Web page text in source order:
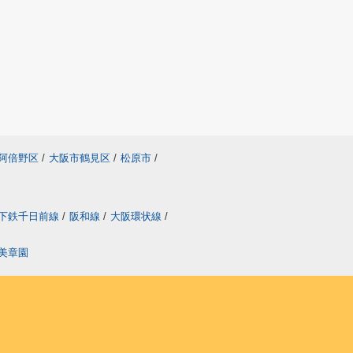
倍野区 / 大阪市鶴見区 / 松原市 /
鉄千日前線 / 阪和線 / 大阪環状線 /
章園